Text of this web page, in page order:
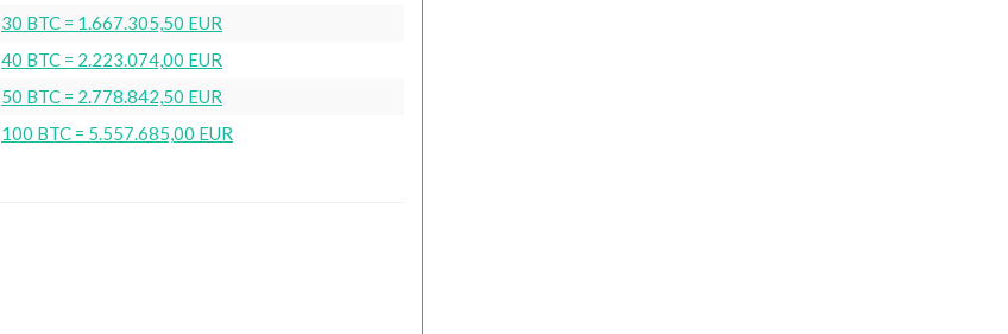
30 BTC = 1.667.305,50 EUR
40 BTC = 2.223.074,00 EUR
50 BTC = 2.778.842,50 EUR
100 BTC = 5.557.685,00 EUR